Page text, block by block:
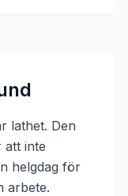
lathet. Den
att inte
helgdag för
arbete.